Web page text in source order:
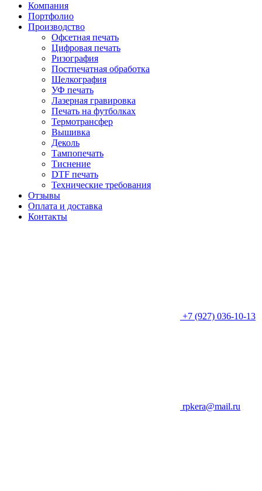
Компания
Портфолио
Производство
Офсетная печать
Цифровая печать
Ризография
Постпечатная обработка
Шелкография
УФ печать
Лазерная гравировка
Печать на футболках
Термотрансфер
Вышивка
Деколь
Тампопечать
Тиснение
DTF печать
Технические требования
Отзывы
Оплата и доставка
Контакты
+7 (927) 036-10-13
rpkera@mail.ru